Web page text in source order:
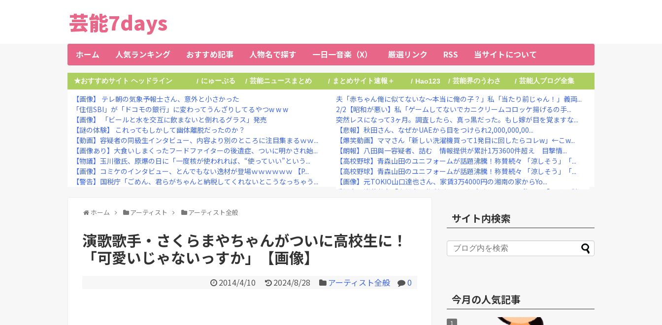
芸能7days
ホーム 人気ランキング おすすめ記事 人物名で探す 一日一音楽（X） 厳選リンク RSS 当サイトについて
★おすすめサイト ヘッドライン / にゅーぷる / 芸能ニュースまとめ / まとめサイト速報＋ / Hao123 / 芸能界のうわさ / 芸能人ブログ全集
【画像】 テレ朝の気象予報士さん、意外と小さかった
「住信SBI」が「ドコモの銀行」に変わってうんざりしてるやつw w w
【画像】 「ビールと水を交互に飲まないと倒れるグラス」発売
【謎の体験】 これってもしかして幽体離脱だったのか？
【動画】容疑者の同級生インタビュー、内容より別のところに注目集まるｗｗ...
【画像あり】大食いしまくったフードファイターの後遺症、ついに明かされ始...
【物議】玉川徹氏、原爆の日に「一度核が使われれば、“使っていい”という...
【画像】コミケのインタビュー、とんでもない逸材が登場ｗｗｗｗｗｗ 【P...
【警告】国税庁「ごめん、君らがちゃんと納税してくれないとこうなっちゃう...
Powered by livedoor 相互RSS
夫「赤ちゃん俺に似てないな～本当に俺の子？」私「当たり前じゃん！」義両...
2/2【昭和が悪い】私「ゲームしてないでカニクリームコロッケ揚げるの手...
突然レスになって3ヶ月。調査したら、真っ黒だった。もし嫁が目を覚ますな...
【悲報】秋田さん、なぜかUAEから目をつけられ2,000,000,00...
【爆笑動画】ママさん「新しい洗濯機買って1発目に回したらコレw」←こw...
【朗報】八田與一容疑者、詰む 情報提供が累計1万3600件超え 目撃情...
【高校野球】青森山田のユニフォームが話題沸騰！称賛続々 「涼しそう」「...
【高校野球】青森山田のユニフォームが話題沸騰！称賛続々 「涼しそう」「...
【画像】元TOKIO山口達也さん、家賃3万4000円の湘南の家からYo...
愛煙家・岸谷蘭丸「喫煙者の権利がマジで侵害されてる」と私見 「いくら税...
広末涼子、芸能活動再開後、初の地上波出演！ TBS系『THE TIME...
ホーム アーティスト アーティスト全般
演歌歌手・さくらまやちゃんがついに高校生に！
「可愛いじゃないっすか」【画像】
2014/4/10 2024/8/28 アーティスト全般 0
サイト内検索
今月の人気記事